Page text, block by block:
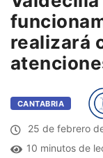
realizará
CANTABRIA
25 de febrero
10 minutos de